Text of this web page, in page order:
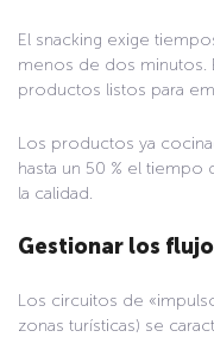
El snacking exige
menos de dos minutos.
productos listos para
Los productos ya
hasta un 50 % el tiempo
la calidad.
Gestionar los
Los circuitos de
zonas turísticas) se